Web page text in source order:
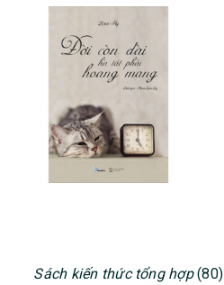
PRIMARY
Sách kiến thức tổng hợp(80)